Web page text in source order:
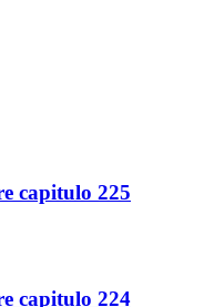
capitulo 225
capitulo 224